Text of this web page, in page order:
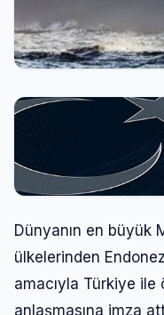
Dünyanın en büyük
ülkelerinden
amacıyla Türkiye
anlaşmasına imza